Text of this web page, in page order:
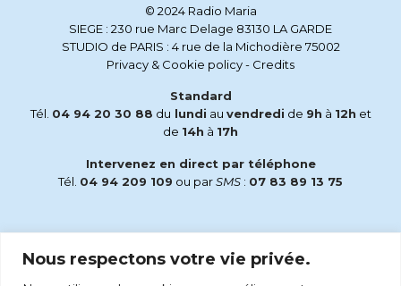
Nous respectons votre vie privée.
© 2024 Radio Maria
SIEGE : 230 rue Marc Delage 83130 LA GARDE
STUDIO de PARIS : 4 rue de la Michodière 75002
Privacy & Cookie policy- Credits
Standard
Tél. 04 94 20 30 88 du lundi au vendredi de 9h à 12h et
de 14h à 17h
Intervenez en direct par téléphone
Tél. 04 94 209 109 ou parSMS : 07 83 89 13 75
accueil@radiomaria.fr